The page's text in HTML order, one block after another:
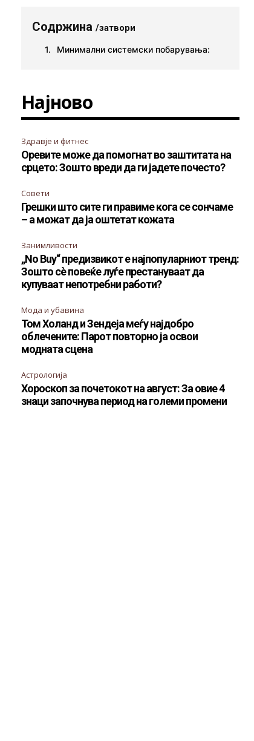
Содржина/затвори
Минимални системски побарувања:
Најново
Здравје и фитнес
Оревите може да помогнат во заштитата на
срцето: Зошто вреди да ги јадете почесто?
Совети
Грешки што сите ги правиме кога се сончаме
– а можат да ја оштетат кожата
Занимливости
„No Buy“ предизвикот е најпопуларниот тренд:
Зошто сè повеќе луѓе престануваат да
купуваат непотребни работи?
Мода и убавина
Том Холанд и Зендеја меѓу најдобро
облечените: Парот повторно ја освои
модната сцена
Астрологија
Хороскоп за почетокот на август: За овие 4
знаци започнува период на големи промени